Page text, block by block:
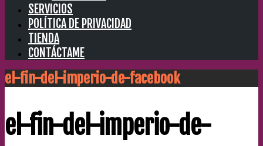
SERVICIOS
POLÍTICA DE PRIVACIDAD
TIENDA
CONTÁCTAME
el-fin-del-imperio-de-facebook
el-fin-del-imperio-de-